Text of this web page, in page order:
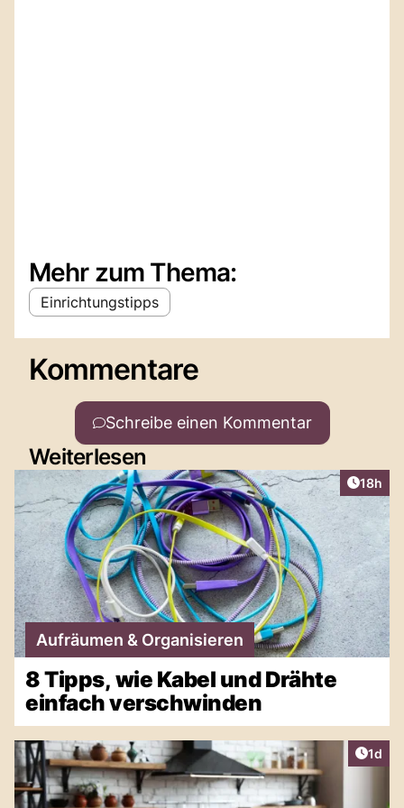
Mehr zum Thema:
Einrichtungstipps
Kommentare
Schreibe einen Kommentar
Weiterlesen
Artikel
18h
Aufräumen & Organisieren
8 Tipps, wie Kabel und Drähte
einfach verschwinden
1d